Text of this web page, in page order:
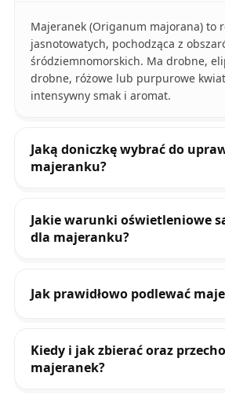
Majeranek (Origanum majorana) to
jasnotowatych, pochodząca z
śródziemnomorskich. Ma drobne,
drobne, różowe lub purpurowe
intensywny smak i aromat.
Jaką doniczkę wybrać do
majeranku?
Jakie warunki oświetleniowe
dla majeranku?
Jak prawidłowo podlewać
Kiedy i jak zbierać oraz
majeranek?